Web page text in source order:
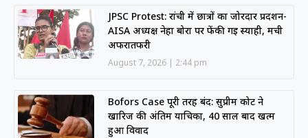
JPSC Protest: रांची में छात्रों का जोरदार प्रदर्शन-
AISA अध्यक्ष नेहा बोरा पर फेंकी गई स्याही, मची
अफरातफरी
August 7, 2026 2:44 pm
Bofors Case पूरी तरह बंद: सुप्रीम कोर्ट ने
खारिज की अंतिम याचिका, 40 साल बाद खत्म
हुआ विवाद